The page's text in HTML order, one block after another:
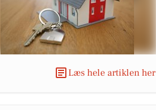
Læs hele artiklen her